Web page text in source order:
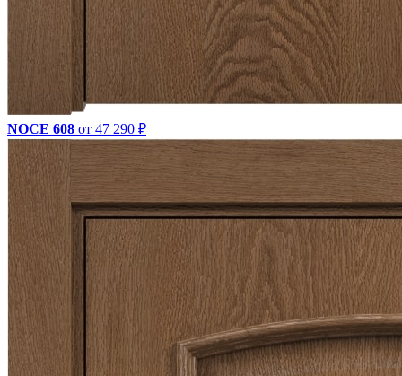
NOCE 608 от 47 290 ₽